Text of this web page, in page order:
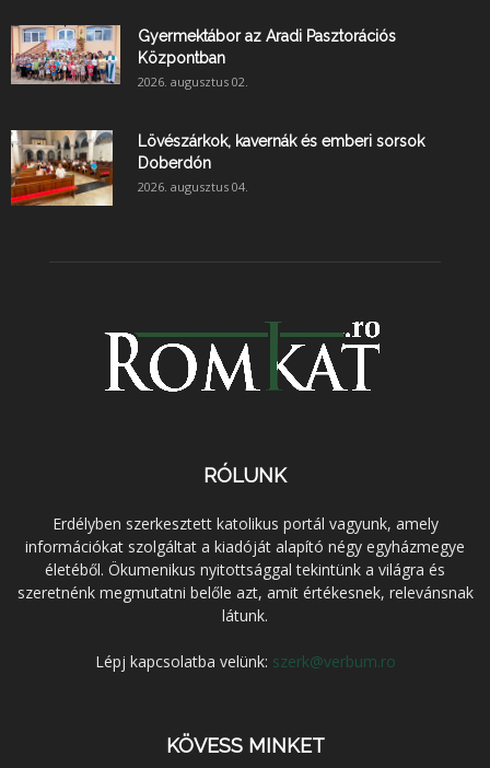
Gyermektábor az Aradi Pasztorációs
Központban
2026. augusztus 02.
Lövészárkok, kavernák és emberi sorsok
Doberdón
2026. augusztus 04.
RÓLUNK
Erdélyben szerkesztett katolikus portál vagyunk, amely
információkat szolgáltat a kiadóját alapító négy egyházmegye
életéből. Ökumenikus nyitottsággal tekintünk a világra és
szeretnénk megmutatni belőle azt, amit értékesnek, relevánsnak
látunk.
Lépj kapcsolatba velünk: szerk@verbum.ro
KÖVESS MINKET